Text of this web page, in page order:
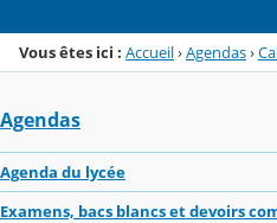
Vous êtes ici : Accueil›Agendas›
Agendas
Agenda du lycée
Examens, bacs blancs et devoirs